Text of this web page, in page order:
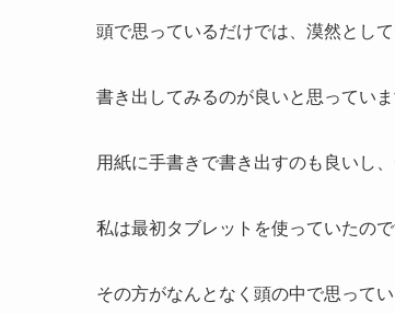
頭で思っているだけでは、漠然とし
書き出してみるのが良いと思っていま
用紙に手書きで書き出すのも良いし
私は最初タブレットを使っていたの
その方がなんとなく頭の中で思って